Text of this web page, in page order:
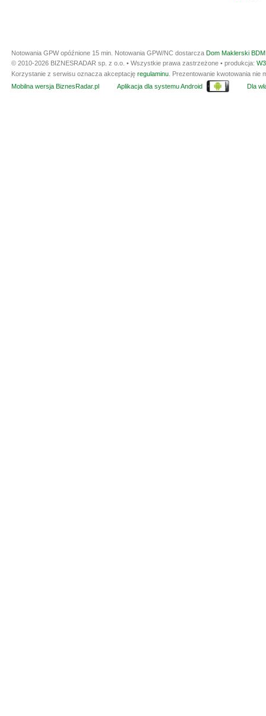
Notowania GPW opóźnione 15 min. Notowania GPW/NC dostarcza Dom Maklerski
© 2010-2026 BIZNESRADAR sp. z o.o. • Wszystkie prawa zastrzeżone • produkcja:
Korzystanie z serwisu oznacza akceptację regulaminu . Prezentowanie kwotowania
Mobilna wersja BiznesRadar.pl
Aplikacja dla systemu Android Dla